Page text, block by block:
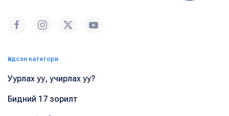
Үндсэн категори
Уурлах уу, учирлах уу?
Бидний 17 зорилт